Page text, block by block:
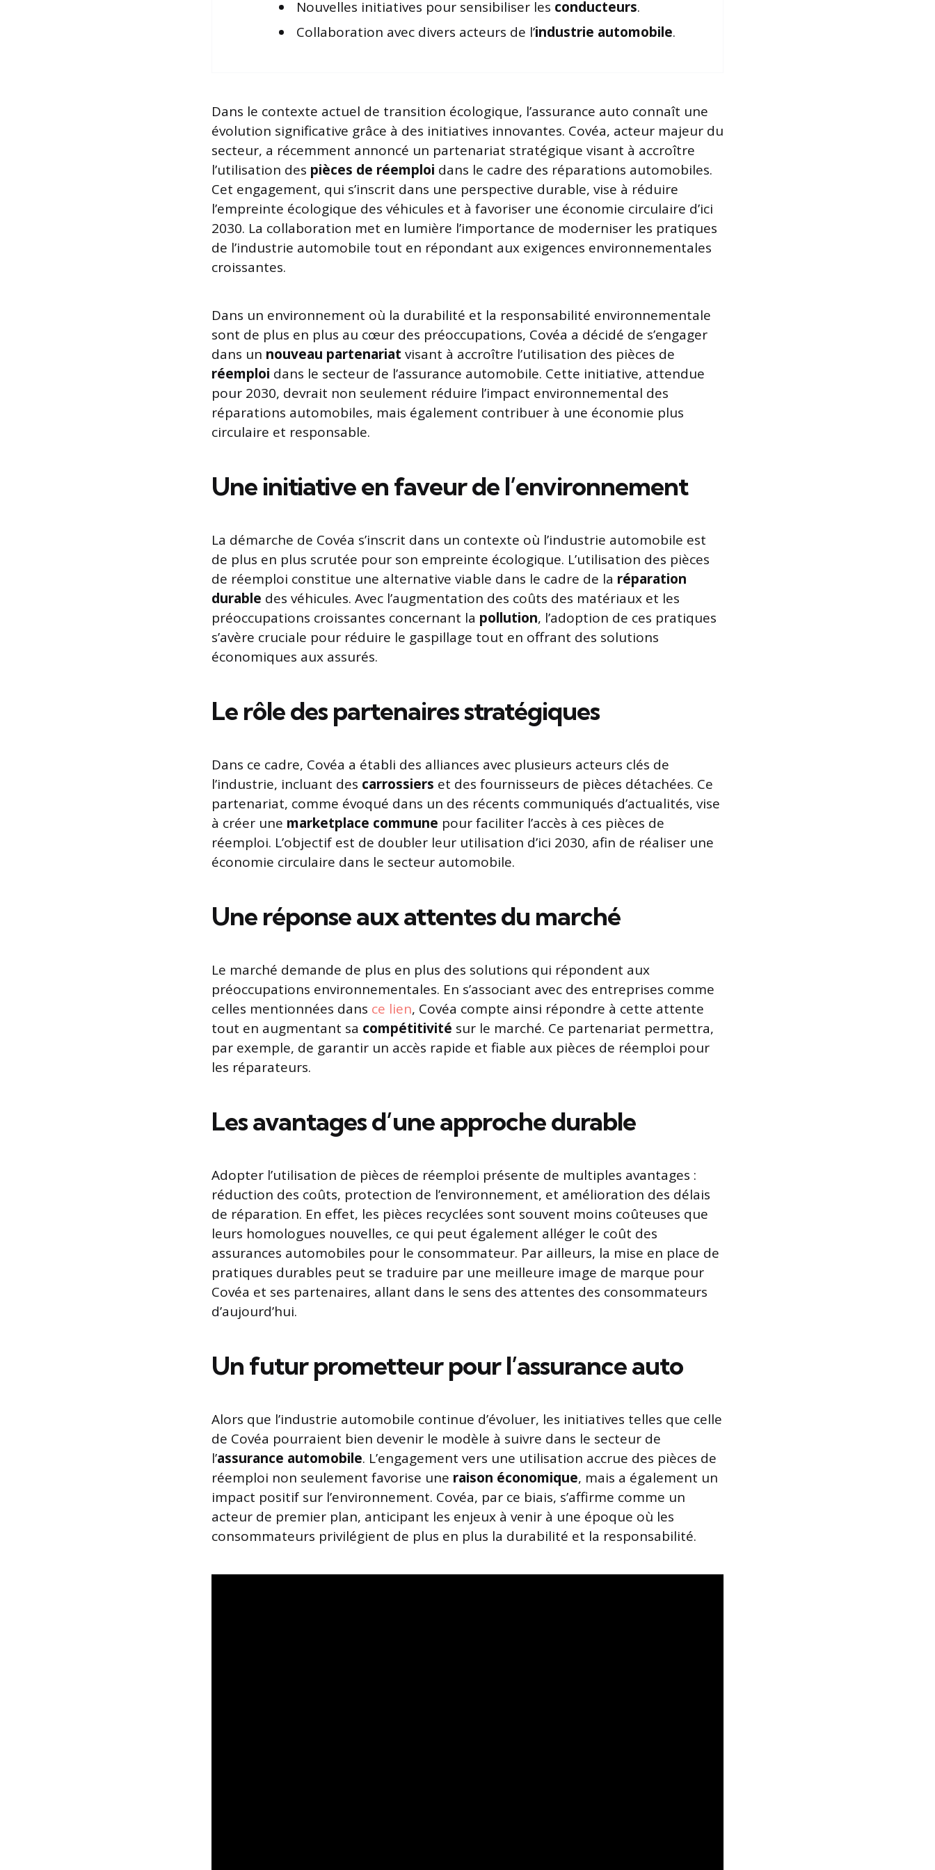
Nouvelles initiatives pour sensibiliser les conducteurs.
Collaboration avec divers acteurs de l’industrie automobile.
Dans le contexte actuel de transition écologique, l’assurance auto connaît une
évolution significative grâce à des initiatives innovantes. Covéa, acteur majeur du
secteur, a récemment annoncé un partenariat stratégique visant à accroître
l’utilisation des pièces de réemploi dans le cadre des réparations automobiles.
Cet engagement, qui s’inscrit dans une perspective durable, vise à réduire
l’empreinte écologique des véhicules et à favoriser une économie circulaire d’ici
2030. La collaboration met en lumière l’importance de moderniser les pratiques
de l’industrie automobile tout en répondant aux exigences environnementales
croissantes.
Dans un environnement où la durabilité et la responsabilité environnementale
sont de plus en plus au cœur des préoccupations, Covéa a décidé de s’engager
dans un nouveau partenariat visant à accroître l’utilisation des pièces de
réemploi dans le secteur de l’assurance automobile. Cette initiative, attendue
pour 2030, devrait non seulement réduire l’impact environnemental des
réparations automobiles, mais également contribuer à une économie plus
circulaire et responsable.
Une initiative en faveur de l’environnement
La démarche de Covéa s’inscrit dans un contexte où l’industrie automobile est
de plus en plus scrutée pour son empreinte écologique. L’utilisation des pièces
de réemploi constitue une alternative viable dans le cadre de la réparation
durable des véhicules. Avec l’augmentation des coûts des matériaux et les
préoccupations croissantes concernant la pollution, l’adoption de ces pratiques
s’avère cruciale pour réduire le gaspillage tout en offrant des solutions
économiques aux assurés.
Le rôle des partenaires stratégiques
Dans ce cadre, Covéa a établi des alliances avec plusieurs acteurs clés de
l’industrie, incluant des carrossiers et des fournisseurs de pièces détachées. Ce
partenariat, comme évoqué dans un des récents communiqués d’actualités, vise
à créer une marketplace commune pour faciliter l’accès à ces pièces de
réemploi. L’objectif est de doubler leur utilisation d’ici 2030, afin de réaliser une
économie circulaire dans le secteur automobile.
Une réponse aux attentes du marché
Le marché demande de plus en plus des solutions qui répondent aux
préoccupations environnementales. En s’associant avec des entreprises comme
celles mentionnées dans ce lien, Covéa compte ainsi répondre à cette attente
tout en augmentant sa compétitivité sur le marché. Ce partenariat permettra,
par exemple, de garantir un accès rapide et fiable aux pièces de réemploi pour
les réparateurs.
Les avantages d’une approche durable
Adopter l’utilisation de pièces de réemploi présente de multiples avantages :
réduction des coûts, protection de l’environnement, et amélioration des délais
de réparation. En effet, les pièces recyclées sont souvent moins coûteuses que
leurs homologues nouvelles, ce qui peut également alléger le coût des
assurances automobiles pour le consommateur. Par ailleurs, la mise en place de
pratiques durables peut se traduire par une meilleure image de marque pour
Covéa et ses partenaires, allant dans le sens des attentes des consommateurs
d’aujourd’hui.
Un futur prometteur pour l’assurance auto
Alors que l’industrie automobile continue d’évoluer, les initiatives telles que celle
de Covéa pourraient bien devenir le modèle à suivre dans le secteur de
l’assurance automobile. L’engagement vers une utilisation accrue des pièces de
réemploi non seulement favorise une raison économique, mais a également un
impact positif sur l’environnement. Covéa, par ce biais, s’affirme comme un
acteur de premier plan, anticipant les enjeux à venir à une époque où les
consommateurs privilégient de plus en plus la durabilité et la responsabilité.